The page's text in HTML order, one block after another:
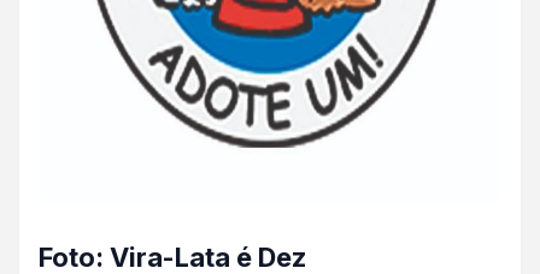
Foto: Vira-Lata é Dez